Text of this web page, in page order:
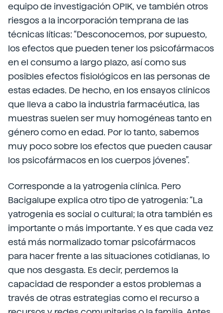
equipo de investigación OPIK, ve también otros
riesgos a la incorporación temprana de las
técnicas líticas: “Desconocemos, por supuesto,
los efectos que pueden tener los psicofármacos
en el consumo a largo plazo, así como sus
posibles efectos fisiológicos en las personas de
estas edades. De hecho, en los ensayos clínicos
que lleva a cabo la industria farmacéutica, las
muestras suelen ser muy homogéneas tanto en
género como en edad. Por lo tanto, sabemos
muy poco sobre los efectos que pueden causar
los psicofármacos en los cuerpos jóvenes”.
Corresponde a la yatrogenia clínica. Pero
Bacigalupe explica otro tipo de yatrogenia: “La
yatrogenia es social o cultural; la otra también es
importante o más importante. Y es que cada vez
está más normalizado tomar psicofármacos
para hacer frente a las situaciones cotidianas, lo
que nos desgasta. Es decir, perdemos la
capacidad de responder a estos problemas a
través de otras estrategias como el recurso a